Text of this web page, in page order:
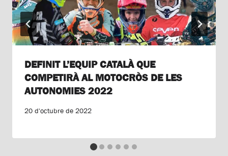
DEFINIT L’EQUIP CATALÀ QUE
COMPETIRÀ AL MOTOCRÒS DE LES
AUTONOMIES 2022
20 d'octubre de 2022